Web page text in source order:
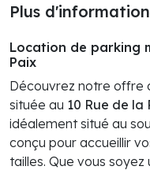
Plus
Location de parking
Paix
Découvrez notre offre
située au 10 Rue de la
idéalement situé au
conçu pour accueillir
tailles. Que vous